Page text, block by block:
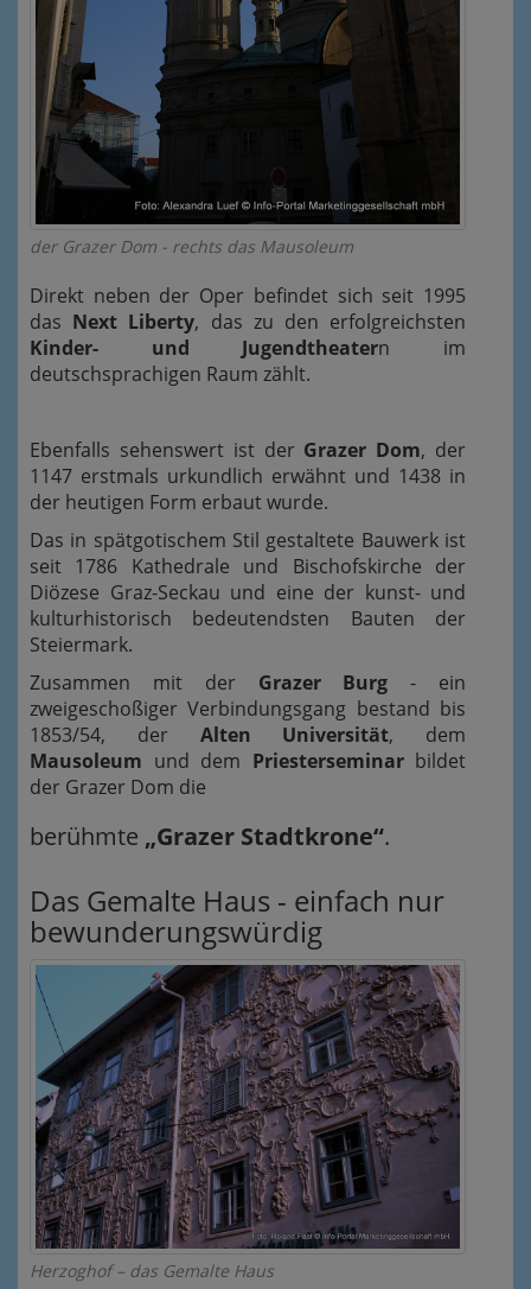
der Grazer Dom - rechts das Mausoleum
Direkt neben der Oper befindet sich seit 1995
das Next Liberty, das zu den erfolgreichsten
Kinder- und Jugendtheatern im
deutschsprachigen Raum zählt.
Ebenfalls sehenswert ist der Grazer Dom, der
1147 erstmals urkundlich erwähnt und 1438 in
der heutigen Form erbaut wurde.
Das in spätgotischem Stil gestaltete Bauwerk ist
seit 1786 Kathedrale und Bischofskirche der
Diözese Graz-Seckau und eine der kunst- und
kulturhistorisch bedeutendsten Bauten der
Steiermark.
Zusammen mit der Grazer Burg - ein
zweigeschoßiger Verbindungsgang bestand bis
1853/54, der Alten Universität, dem
Mausoleum und dem Priesterseminarbildet
der Grazer Dom die
berühmte „Grazer Stadtkrone“.
Das Gemalte Haus - einfach nur
bewunderungswürdig
Herzoghof – das Gemalte Haus